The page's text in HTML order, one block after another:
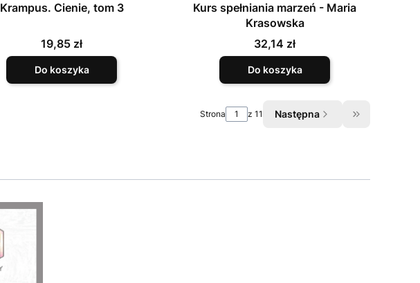
Krampus. Cienie, tom 3
Cena
19,85 zł
Do koszyka
Kurs spełniania marzeń - Maria
Krasowska
Cena
32,14 zł
Do koszyka
Strona z 11 Następna Przejdź do